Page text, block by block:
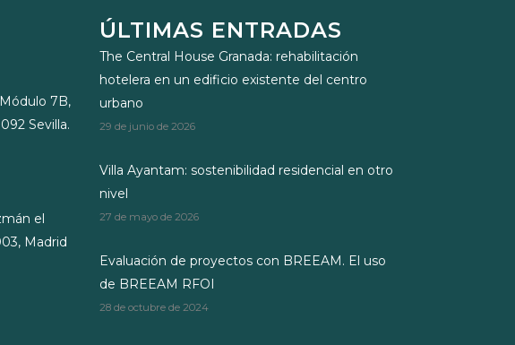
7B,
Sevilla.
el
Madrid
ÚLTIMAS ENTRADAS
The Central House Granada: rehabilitación
hotelera en un edificio existente del centro
urbano
29 de junio de 2026
Villa Ayantam: sostenibilidad residencial en otro
nivel
27 de mayo de 2026
Evaluación de proyectos con BREEAM. El uso
de BREEAM RFOI
28 de octubre de 2024